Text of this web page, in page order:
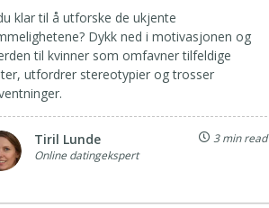
klar til å utforske de ukjente
Dykk ned i motivasjonen og
til kvinner som omfavner tilfeldige
utfordrer stereotypier og trosser
Tiril Lunde
Online datingekspert
3 min read